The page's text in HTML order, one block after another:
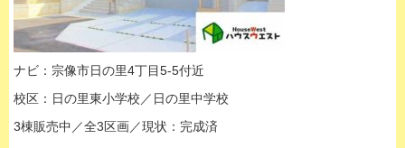
ナビ：宗像市日の里4丁目5-5付近
校区：日の里東小学校／日の里中学校
3棟販売中／全3区画／現状：完成済